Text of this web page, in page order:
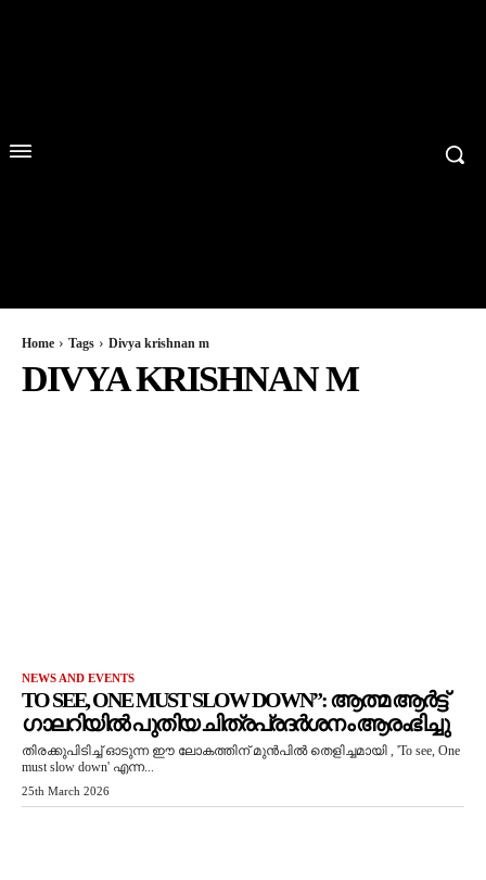
Home Tags Divya krishnan m
DIVYA KRISHNAN M
NEWS AND EVENTS
TO SEE, ONE MUST SLOW DOWN”: ആത്മ ആർട്ട്
ഗാലറിയിൽ പുതിയ ചിത്രപ്രദർശനം ആരംഭിച്ചു
തിരക്കുപിടിച്ച് ഓടുന്ന ഈ ലോകത്തിന് മുൻപിൽ തെളിച്ചമായി , 'To see, One
must slow down' എന്ന...
25th March 2026